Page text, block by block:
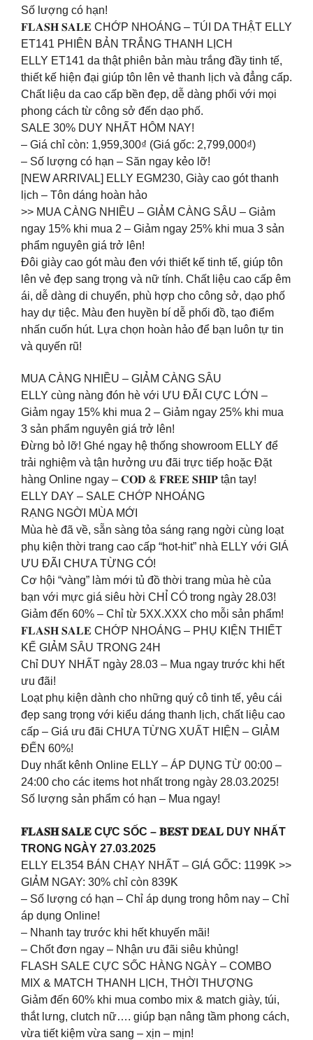
Số lượng có hạn!
𝐅𝐋𝐀𝐒𝐇 𝐒𝐀𝐋𝐄 CHỚP NHOÁNG – TÚI DA THẬT ELLY
ET141 PHIÊN BẢN TRẮNG THANH LỊCH
ELLY ET141 da thật phiên bản màu trắng đầy tinh tế,
thiết kế hiện đại giúp tôn lên vẻ thanh lịch và đẳng cấp.
Chất liệu da cao cấp bền đẹp, dễ dàng phối với mọi
phong cách từ công sở đến dạo phố.
SALE 30% DUY NHẤT HÔM NAY!
– Giá chỉ còn: 1,959,300₫ (Giá gốc: 2,799,000₫)
– Số lượng có hạn – Săn ngay kẻo lỡ!
[NEW ARRIVAL] ELLY EGM230, Giày cao gót thanh
lịch – Tôn dáng hoàn hảo
>> MUA CÀNG NHIỀU – GIẢM CÀNG SÂU – Giảm
ngay 15% khi mua 2 – Giảm ngay 25% khi mua 3 sản
phẩm nguyên giá trở lên!
Đôi giày cao gót màu đen với thiết kế tinh tế, giúp tôn
lên vẻ đẹp sang trọng và nữ tính. Chất liệu cao cấp êm
ái, dễ dàng di chuyển, phù hợp cho công sở, dạo phố
hay dự tiệc. Màu đen huyền bí dễ phối đồ, tạo điểm
nhấn cuốn hút. Lựa chọn hoàn hảo để bạn luôn tự tin
và quyến rũ!
MUA CÀNG NHIỀU – GIẢM CÀNG SÂU
ELLY cùng nàng đón hè với ƯU ĐÃI CỰC LỚN –
Giảm ngay 15% khi mua 2 – Giảm ngay 25% khi mua
3 sản phẩm nguyên giá trở lên!
Đừng bỏ lỡ! Ghé ngay hệ thống showroom ELLY để
trải nghiệm và tận hưởng ưu đãi trực tiếp hoặc Đặt
hàng Online ngay – 𝐂𝐎𝐃 & 𝐅𝐑𝐄𝐄 𝐒𝐇𝐈𝐏 tận tay!
ELLY DAY – SALE CHỚP NHOÁNG
RẠNG NGỜI MÙA MỚI
Mùa hè đã về, sẵn sàng tỏa sáng rạng ngời cùng loạt
phụ kiện thời trang cao cấp “hot-hit” nhà ELLY với GIÁ
ƯU ĐÃI CHƯA TỪNG CÓ!
Cơ hội “vàng” làm mới tủ đồ thời trang mùa hè của
bạn với mực giá siêu hời CHỈ CÓ trong ngày 28.03!
Giảm đến 60% – Chỉ từ 5XX.XXX cho mỗi sản phẩm!
𝐅𝐋𝐀𝐒𝐇 𝐒𝐀𝐋𝐄 CHỚP NHOÁNG – PHỤ KIỆN THIẾT
KẾ GIẢM SÂU TRONG 24H
Chỉ DUY NHẤT ngày 28.03 – Mua ngay trước khi hết
ưu đãi!
Loạt phụ kiện dành cho những quý cô tinh tế, yêu cái
đẹp sang trọng với kiểu dáng thanh lịch, chất liệu cao
cấp – Giá ưu đãi CHƯA TỪNG XUẤT HIỆN – GIẢM
ĐẾN 60%!
Duy nhất kênh Online ELLY – ÁP DỤNG TỪ 00:00 –
24:00 cho các items hot nhất trong ngày 28.03.2025!
Số lượng sản phẩm có hạn – Mua ngay!
𝐅𝐋𝐀𝐒𝐇 𝐒𝐀𝐋𝐄 CỰC SỐC – 𝐁𝐄𝐒𝐓 𝐃𝐄𝐀𝐋 DUY NHẤT
TRONG NGÀY 27.03.2025
ELLY EL354 BÁN CHẠY NHẤT – GIÁ GỐC: 1199K >>
GIẢM NGAY: 30% chỉ còn 839K
– Số lượng có hạn – Chỉ áp dụng trong hôm nay – Chỉ
áp dụng Online!
– Nhanh tay trước khi hết khuyến mãi!
– Chốt đơn ngay – Nhận ưu đãi siêu khủng!
FLASH SALE CỰC SỐC HÀNG NGÀY – COMBO
MIX & MATCH THANH LỊCH, THỜI THƯỢNG
Giảm đến 60% khi mua combo mix & match giày, túi,
thắt lưng, clutch nữ…. giúp bạn nâng tầm phong cách,
vừa tiết kiệm vừa sang – xịn – mịn!